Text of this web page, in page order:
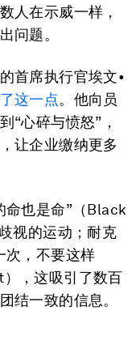
人在示威一样，
问题。
首席执行官埃文•
这一点。他向员
“心碎与愤怒”，
让企业缴纳更多
命也是命”（Black
视的运动；耐克
次，不要这样
，这吸引了数百
结一致的信息。